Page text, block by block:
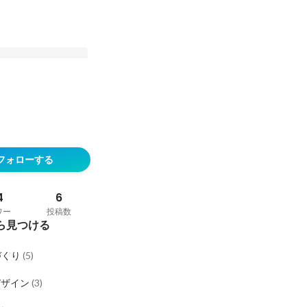
ォローする
ー
6
投稿数
見つける
り (5)
イン (3)